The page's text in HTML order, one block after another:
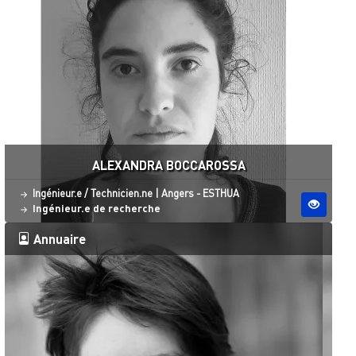
ALEXANDRA BOCCAROSSA
Statut
Ingénieur.e / Technicien.ne Site ESO
Angers - ESTHUA
Ingénieur.e de recherche
Annuaire